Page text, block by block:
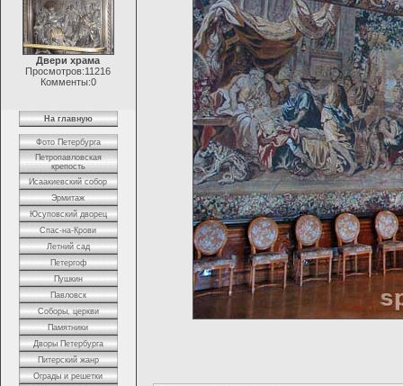
Двери храма
Просмотров:11216
Комменты:0
На главную
Фото Петербурга
Петропавловская
крепость
Исаакиевский собор
Эрмитаж
Юсуповский дворец
Спас-на-Крови
Летний сад
Петергоф
Пушкин
Павловск
Соборы, церкви
Памятники
Дворы Петербурга
Питерский жанр
Ограды и решетки